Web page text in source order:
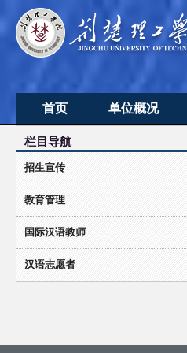
首页 单位概况
单位简介
栏目导航
招生宣传
教育管理
国际汉语教师
汉语志愿者